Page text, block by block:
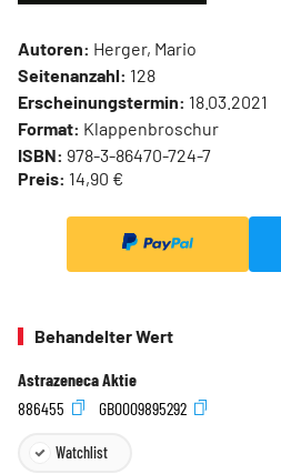
Autoren: Herger, Mario
Seitenanzahl: 128
Erscheinungstermin: 18.03.2021
Format: Klappenbroschur
ISBN: 978-3-86470-724-7
Preis: 14,90 €
Behandelter Wert
Astrazeneca Aktie
886455
GB0009895292
Watchlist